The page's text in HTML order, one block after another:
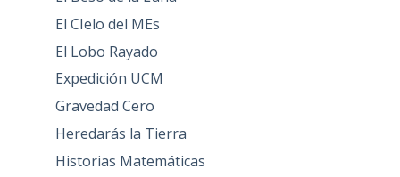
El CIelo del MEs
El Lobo Rayado
Expedición UCM
Gravedad Cero
Heredarás la Tierra
Historias Matemáticas